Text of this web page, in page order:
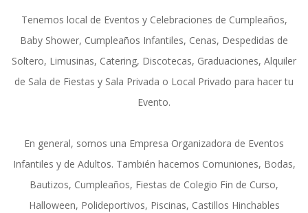
Tenemos local de Eventos y Celebraciones de Cumpleaños,
Baby Shower, Cumpleaños Infantiles, Cenas, Despedidas de
Soltero, Limusinas, Catering, Discotecas, Graduaciones, Alquiler
de Sala de Fiestas y Sala Privada o Local Privado para hacer tu
Evento.
En general, somos una Empresa Organizadora de Eventos
Infantiles y de Adultos. También hacemos Comuniones, Bodas,
Bautizos, Cumpleaños, Fiestas de Colegio Fin de Curso,
Halloween, Polideportivos, Piscinas, Castillos Hinchables